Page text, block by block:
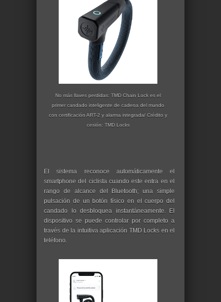
No más llaves perdidas: TMD Chain Lock es el
primer candado inteligente de cadena del mundo
con certificación ART-2 y alarma integrada/ Crédito y
cesión: TMD Locks
El sistema reconoce automáticamente el
smartphone del ciclista cuando este entra en el
rango de alcance del Bluetooth; una simple
pulsación de un botón físico en el cuerpo del
candado lo desbloquea instantáneamente. El
dispositivo se puede controlar por completo a
través de la intuitiva aplicación TMD Locks en el
teléfono.